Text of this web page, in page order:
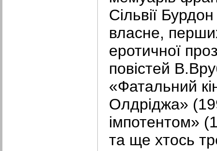
Сільвії
власне,
еротичної
повістей
«Фатальний
Олдріджа»
імпотентом»
та ще хтось